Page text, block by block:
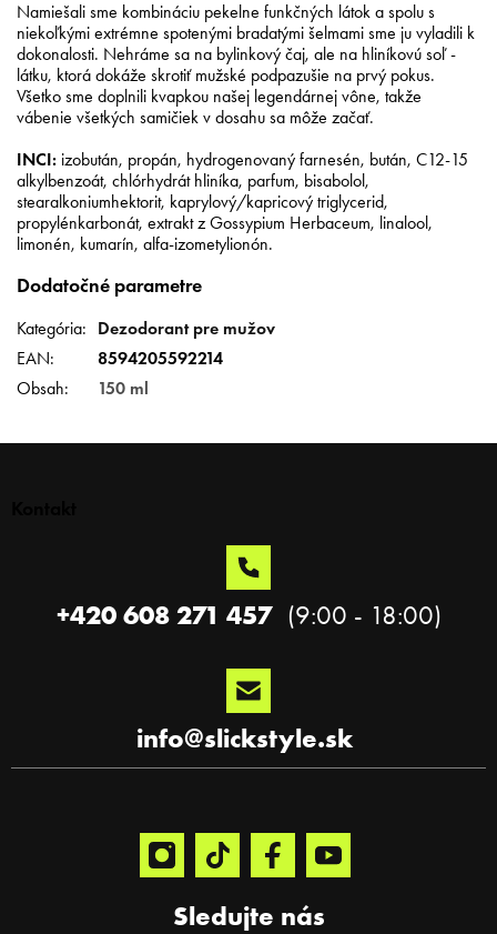
Namiešali sme kombináciu pekelne funkčných látok a spolu s
niekoľkými extrémne spotenými bradatými šelmami sme ju vyladili k
dokonalosti. Nehráme sa na bylinkový čaj, ale na hliníkovú soľ -
látku, ktorá dokáže skrotiť mužské podpazušie na prvý pokus.
Všetko sme doplnili kvapkou našej legendárnej vône, takže
vábenie všetkých samičiek v dosahu sa môže začať.
INCI: izobután, propán, hydrogenovaný farnesén, bután, C12-15
alkylbenzoát, chlórhydrát hliníka, parfum, bisabolol,
stearalkoniumhektorit, kaprylový/kapricový triglycerid,
propylénkarbonát, extrakt z Gossypium Herbaceum, linalool,
limonén, kumarín, alfa-izometylionón.
Dodatočné parametre
Kategória:
Dezodorant pre mužov
EAN:
8594205592214
Obsah: 150 ml
Sledujte nás
info@slickstyle.sk
+420 608 271 457